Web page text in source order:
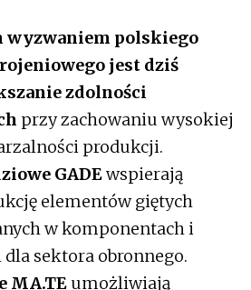
wyzwaniem polskiego
jest dziś
zdolności
przy zachowaniu wysokiej
produkcji.
GADEwspierają
elementów giętych
w komponentach i
sektora obronnego.
MA.TE umożliwiają